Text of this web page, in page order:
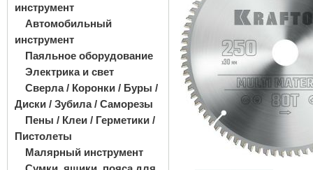
инструмент
Автомобильный
инструмент
Паяльное оборудование
Электрика и свет
Сверла / Коронки / Буры /
Диски / Зубила / Саморезы
Пены / Клеи / Герметики /
Пистолеты
Малярный инструмент